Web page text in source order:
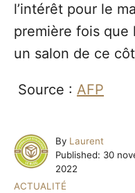
l’intérêt pour le
première fois que
un salon de ce
Source : AFP
By A
u
t
Laurent
P
o
s
Published: 30
2022
C
ACTUALITÉ